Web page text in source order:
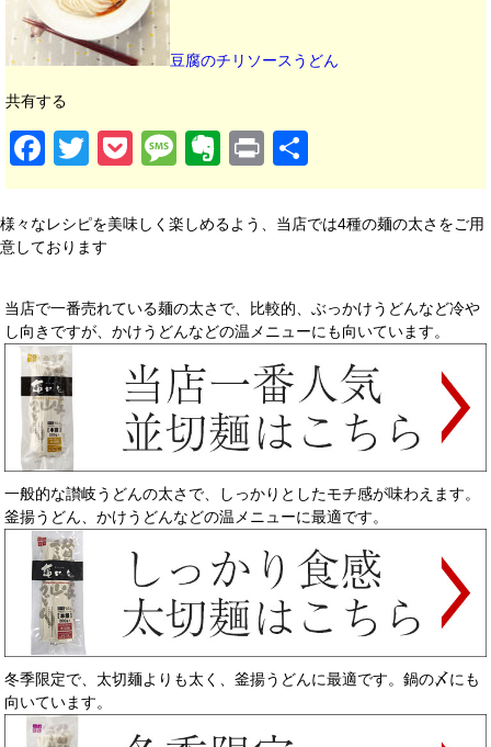
豆腐のチリソースうどん
共有する
FacebookTwitter Pocket MessageEvernotePrint
様々なレシピを美味しく楽しめるよう、当店では4種の麺の太さをご用
意しております
当店で一番売れている麺の太さで、比較的、ぶっかけうどんなど冷や
し向きですが、かけうどんなどの温メニューにも向いています。
一般的な讃岐うどんの太さで、しっかりとしたモチ感が味わえます。
釜揚うどん、かけうどんなどの温メニューに最適です。
冬季限定で、太切麺よりも太く、釜揚うどんに最適です。鍋の〆にも
向いています。